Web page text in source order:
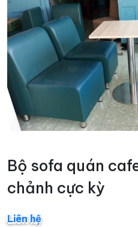
Bộ sofa quán
chảnh cực kỳ
Liên hệ